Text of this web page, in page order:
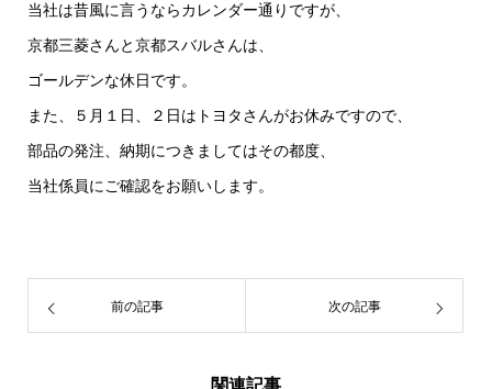
当社は昔風に言うならカレンダー通りですが、
京都三菱さんと京都スバルさんは、
ゴールデンな休日です。
また、５月１日、２日はトヨタさんがお休みですので、
部品の発注、納期につきましてはその都度、
当社係員にご確認をお願いします。
前の記事 次の記事